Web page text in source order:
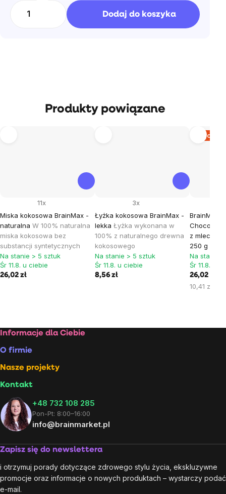
Dodaj do koszyka
Produkty powiązane
Miska kokosowa BrainMax -
naturalna W 100% naturalna
miska kokosowa bez
substancji syntetycznych
11x
Na stanie > 5 sztuk
Śr 11.8. u ciebie
26,02 zł
Łyżka kokosowa BrainMax -
lekka Łyżka wykonana w
100% z naturalnego drewna
kokosowego
3x
Na stanie > 5 sztuk
Śr 11.8. u ciebie
8,56 zł
Więcej
BrainMax
z mleczną
250 g
Na stanie
Śr 11.8. u
26,02 zł
Cena
10,41 zł /
Stopka
Informacje dla Ciebie
O firmie
Nasze projekty
Kontakt
+48 732 108 285
Pon-Pt: 8:00–16:00
info@brainmarket.pl
Zapisz się do newslettera
i otrzymuj porady dotyczące zdrowego stylu życia, ekskluzywne
promocje oraz informacje o nowych produktach – wystarczy podać
e-mail.